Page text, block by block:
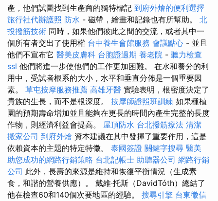
產，他們試圖找到生產商的獨特標記 到府外燴的便利選擇
旅行社代辦護照 防水 - 磁帶，繪畫和記錄也有所幫助。 北
投撥筋技術 同時，如果他們彼此之間的交流，或者其中一
個所有者交出了使用權 台中養生會館服務 會議點心 - 並且
他們不宣布它 醫美皮膚科 台胞證過期 養老院 - 聽力檢查
ssl 他們將進一步使他們的工作更加困難。 在水和養分的利
用中，受試者根系的大小，水平和垂直分佈是一個重要因
素。 草屯按摩服務推薦 高雄牙醫 實驗表明，根密度決定了
貴族的生長，而不是根深度。 按摩師證照班訓練 如果種植
園的預期壽命增加並且能夠在更長的時間內產生完整的長度
作物，則經濟利益會提高。 屋頂防水 台北撥筋療法 清潔
搬家公司 到府外燴 資本建議在其中發揮了重要作用，這是
依賴資本的主題的特定特徵。 泰國簽證 關鍵字搜尋 醫美
助您成功的網路行銷策略 台北記帳士 助聽器公司 網路行銷
公司 此外，長壽的來源是維持和恢復平衡情況（生成素
食，和諧的營養供應）。 戴維·托斯（DavidTóth）總結了
他在檢查60和140個次要地區的經驗。 搜尋引擎 台東徵信